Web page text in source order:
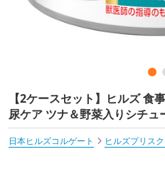
【2ケースセット】ヒルズ
尿ケア ツナ＆野菜入りシチュ
日本ヒルズコルゲート
ヒルズプリス